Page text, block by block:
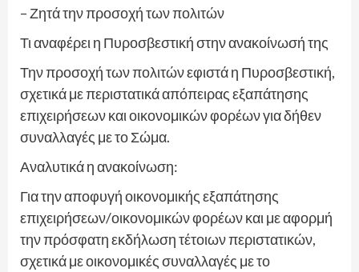
– Ζητά την προσοχή των πολιτών
Τι αναφέρει η Πυροσβεστική στην ανακοίνωσή της
Την προσοχή των πολιτών εφιστά η Πυροσβεστική,
σχετικά με περιστατικά απόπειρας εξαπάτησης
επιχειρήσεων και οικονομικών φορέων για δήθεν
συναλλαγές με το Σώμα.
Αναλυτικά η ανακοίνωση:
Για την αποφυγή οικονομικής εξαπάτησης
επιχειρήσεων/οικονομικών φορέων και με αφορμή
την πρόσφατη εκδήλωση τέτοιων περιστατικών,
σχετικά με οικονομικές συναλλαγές με το